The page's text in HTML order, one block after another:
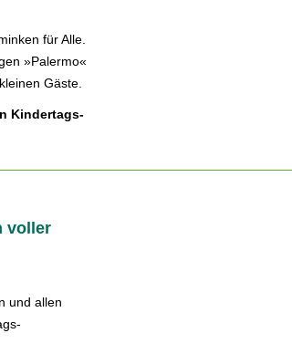
für Alle.
»Palermo«
Gäste.
Kindertags-
voller
und allen